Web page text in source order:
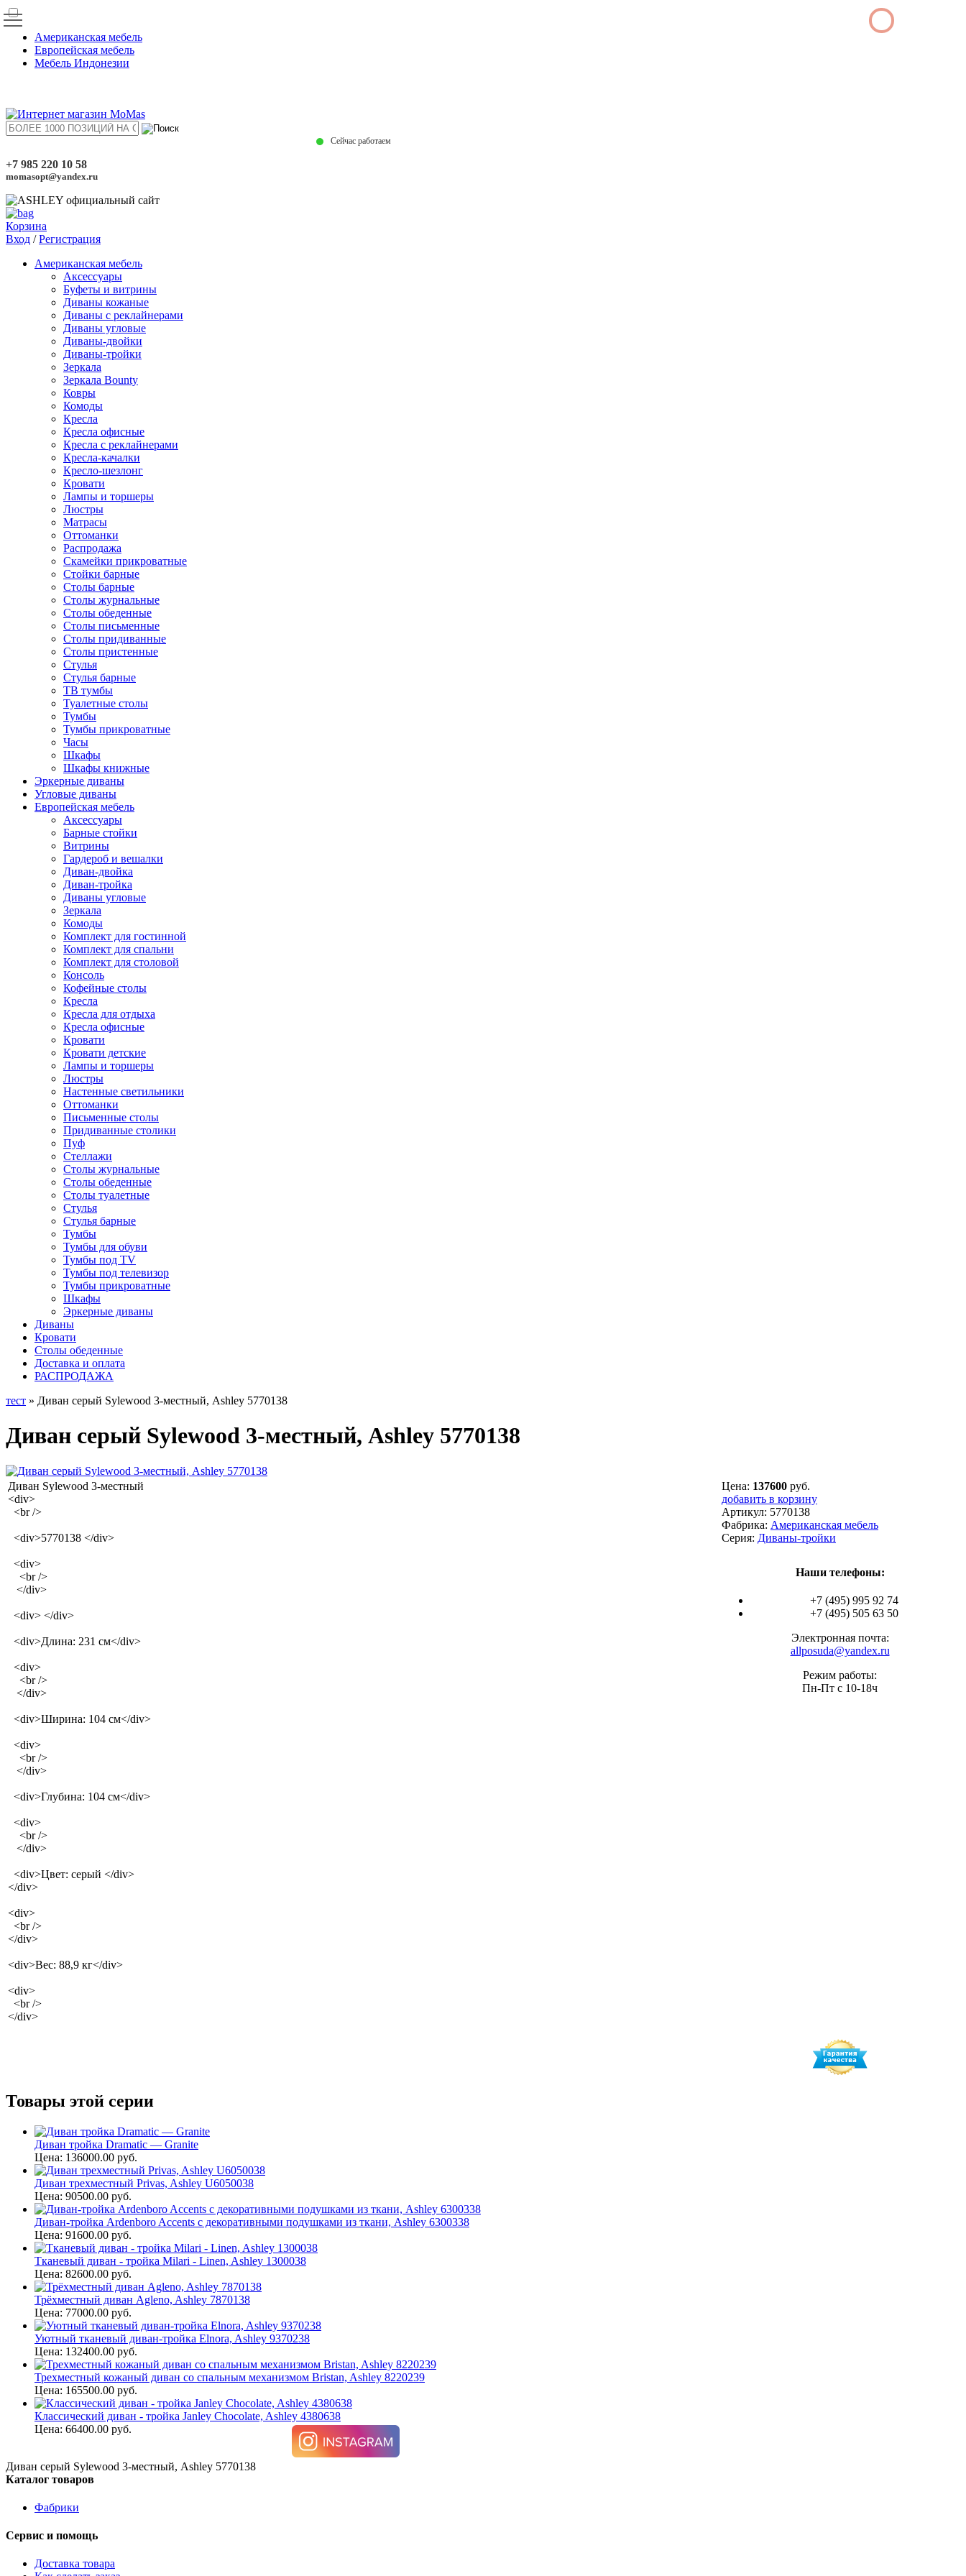
Американская мебель
Европейская мебель
Мебель Индонезии
Сейчас работаем
+7 985 220 10 58
momasopt@yandex.ru
Корзина
Вход /Регистрация
Американская мебель
Аксессуары
Буфеты и витрины
Диваны кожаные
Диваны с реклайнерами
Диваны угловые
Диваны-двойки
Диваны-тройки
Зеркала
Зеркала Bounty
Ковры
Комоды
Кресла
Кресла офисные
Кресла с реклайнерами
Кресла-качалки
Кресло-шезлонг
Кровати
Лампы и торшеры
Люстры
Матрасы
Оттоманки
Распродажа
Скамейки прикроватные
Стойки барные
Столы барные
Столы журнальные
Столы обеденные
Столы письменные
Столы придиванные
Столы пристенные
Стулья
Стулья барные
ТВ тумбы
Туалетные столы
Тумбы
Тумбы прикроватные
Часы
Шкафы
Шкафы книжные
Эркерные диваны
Угловые диваны
Европейская мебель
Аксессуары
Барные стойки
Витрины
Гардероб и вешалки
Диван-двойка
Диван-тройка
Диваны угловые
Зеркала
Комоды
Комплект для гостинной
Комплект для спальни
Комплект для столовой
Консоль
Кофейные столы
Кресла
Кресла для отдыха
Кресла офисные
Кровати
Кровати детские
Лампы и торшеры
Люстры
Настенные светильники
Оттоманки
Письменные столы
Придиванные столики
Пуф
Стеллажи
Столы журнальные
Столы обеденные
Столы туалетные
Стулья
Стулья барные
Тумбы
Тумбы для обуви
Тумбы под TV
Тумбы под телевизор
Тумбы прикроватные
Шкафы
Эркерные диваны
Диваны
Кровати
Столы обеденные
Доставка и оплата
РАСПРОДАЖА
тест » Диван серый Sylewood 3-местный, Ashley 5770138
Диван серый Sylewood 3-местный, Ashley 5770138
Диван Sylewood 3-местный
<div>
<br />
<div>5770138 </div>
<div>
<br />
</div>
<div> </div>
<div>Длина: 231 см</div>
<div>
<br />
</div>
<div>Ширина: 104 см</div>
<div>
<br />
</div>
<div>Глубина: 104 см</div>
<div>
<br />
</div>
<div>Цвет: серый </div>
</div>
<div>
<br />
</div>
<div>Вес: 88,9 кг</div>
<div>
<br />
</div>
Цена: 137600 руб.
добавить в корзину
Артикул: 5770138
Фабрика: Американская мебель
Серия: Диваны-тройки
Наши телефоны:
+7 (495) 995 92 74
+7 (495) 505 63 50
Электронная почта:
allposuda@yandex.ru
Режим работы:
Пн-Пт с 10-18ч
Товары этой серии
Диван тройка Dramatic — Granite
Цена: 136000.00 руб.
Диван трехместный Privas, Ashley U6050038
Цена: 90500.00 руб.
Диван-тройка Ardenboro Accents с декоративными подушками из ткани, Ashley 6300338
Цена: 91600.00 руб.
Тканевый диван - тройка Milari - Linen, Ashley 1300038
Цена: 82600.00 руб.
Трёхместный диван Agleno, Ashley 7870138
Цена: 77000.00 руб.
Уютный тканевый диван-тройка Elnora, Ashley 9370238
Цена: 132400.00 руб.
Трехместный кожаный диван со спальным механизмом Bristan, Ashley 8220239
Цена: 165500.00 руб.
Классический диван - тройка Janley Chocolate, Ashley 4380638
Цена: 66400.00 руб.
Диван серый Sylewood 3-местный, Ashley 5770138
Каталог товаров
Фабрики
Сервис и помощь
Доставка товара